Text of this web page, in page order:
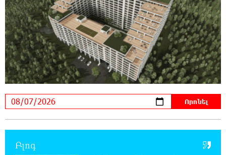
Երթևեկության կազմակերպման
փոփոխություն տեղի կունենա
19:35:21 7-08-2026
Հայաստանի հավաքականի նախկին
մարզիչը կգլխավորի Ղազախստանի
հավաքականը
Բլոգ